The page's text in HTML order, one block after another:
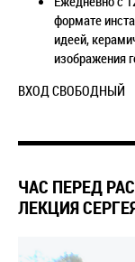
формате
идеей,
изображения
ВХОД СВОБОДНЫЙ
ЧАС ПЕРЕД
ЛЕКЦИЯ